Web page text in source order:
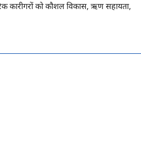
कारीगरों को कौशल विकास, ऋण सहायता,